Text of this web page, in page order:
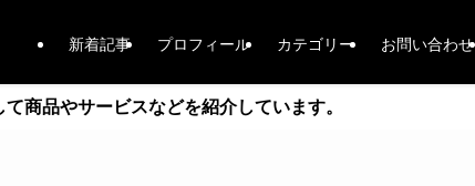
新着記事 プロフィール カテゴリー お問い合わせ
商品やサービスなどを紹介しています。